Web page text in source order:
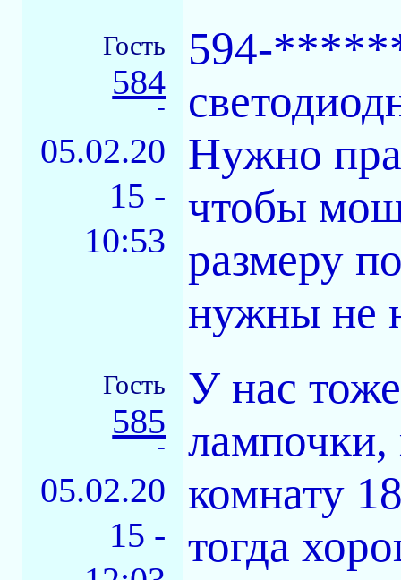
Гость
584
-
05.02.20
15 -
10:53
594-******
Нужно
чтобы
размеру
нужны не
Гость
585
-
05.02.20
15 -
У нас
комнату
тогда